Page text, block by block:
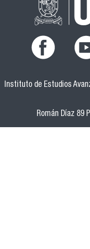
facebook.png
Instituto de Estudios
Román Díaz 89